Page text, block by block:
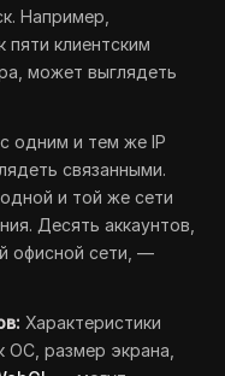
Например,
клиентским
может выглядеть
одним и тем же IP
связанными.
и той же сети
Десять аккаунтов,
офисной сети, —
Характеристики
ОС, размер экрана,